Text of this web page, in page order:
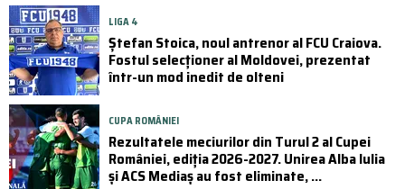
LIGA 4
Ștefan Stoica, noul antrenor al FCU Craiova.
Fostul selecționer al Moldovei, prezentat
într-un mod inedit de olteni
CUPA ROMÂNIEI
Rezultatele meciurilor din Turul 2 al Cupei
României, ediția 2026-2027. Unirea Alba Iulia
și ACS Mediaș au fost eliminate, ...